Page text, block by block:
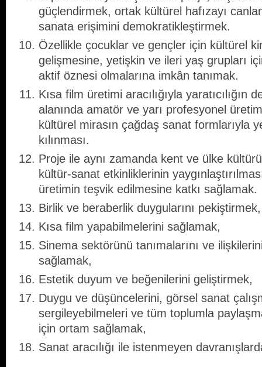
güçlendirmek, ortak kültürel hafızayı
sanata erişimini demokratikleştirmek.
Özellikle çocuklar ve gençler için kültürel
gelişmesine, yetişkin ve ileri yaş grupları
aktif öznesi olmalarına imkân tanımak.
Kısa film üretimi aracılığıyla yaratıcılığın
alanında amatör ve yarı profesyonel
kültürel mirasın çağdaş sanat formlarıyla
kılınması.
Proje ile aynı zamanda kent ve ülke
kültür-sanat etkinliklerinin
üretimin teşvik edilmesine katkı sağlamak.
Birlik ve beraberlik duygularını pekiştirmek,
Kısa film yapabilmelerini sağlamak,
Sinema sektörünü tanımalarını ve
sağlamak,
Estetik duyum ve beğenilerini geliştirmek,
Duygu ve düşüncelerini, görsel sanat
sergileyebilmeleri ve tüm toplumla
için ortam sağlamak,
Sanat aracılığı ile istenmeyen